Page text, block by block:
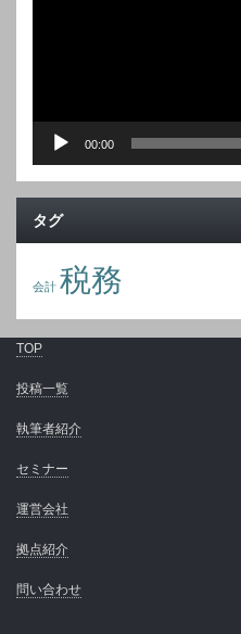
00:00
タグ
会計 税務
TOP
投稿一覧
執筆者紹介
セミナー
運営会社
拠点紹介
問い合わせ